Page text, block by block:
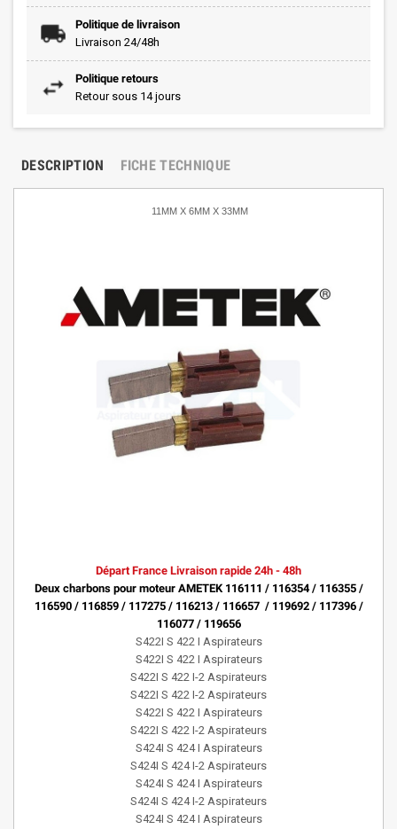
Politique de livraison
Livraison 24/48h
Politique retours
Retour sous 14 jours
DESCRIPTION FICHE TECHNIQUE
11MM X 6MM X 33MM
Départ France Livraison rapide 24h - 48h
Deux charbons pour moteur AMETEK 116111 / 116354 / 116355 /
116590 / 116859 / 117275 / 116213 / 116657 / 119692 / 117396/
116077 / 119656
S422I S 422 I Aspirateurs
S422I S 422 I Aspirateurs
S422I S 422 I-2 Aspirateurs
S422I S 422 I-2 Aspirateurs
S422I S 422 I Aspirateurs
S422I S 422 I-2 Aspirateurs
S424I S 424 I Aspirateurs
S424I S 424 I-2 Aspirateurs
S424I S 424 I Aspirateurs
S424I S 424 I-2 Aspirateurs
S424I S 424 I Aspirateurs